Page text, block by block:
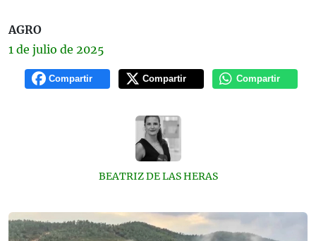
AGRO
1 de julio de 2025
Compartir Compartir Compartir
BEATRIZ DE LAS HERAS